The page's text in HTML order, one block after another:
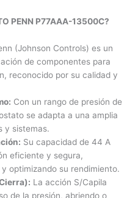
PENN P77AAA-13500C?
(Johnson Controls) es un
de componentes para
reconocido por su calidad y
Con un rango de presión de
se adapta a una amplia
y sistemas.
Su capacidad de 44 A
eficiente y segura,
optimizando su rendimiento.
La acción S/Capila
de la presión, abriendo o